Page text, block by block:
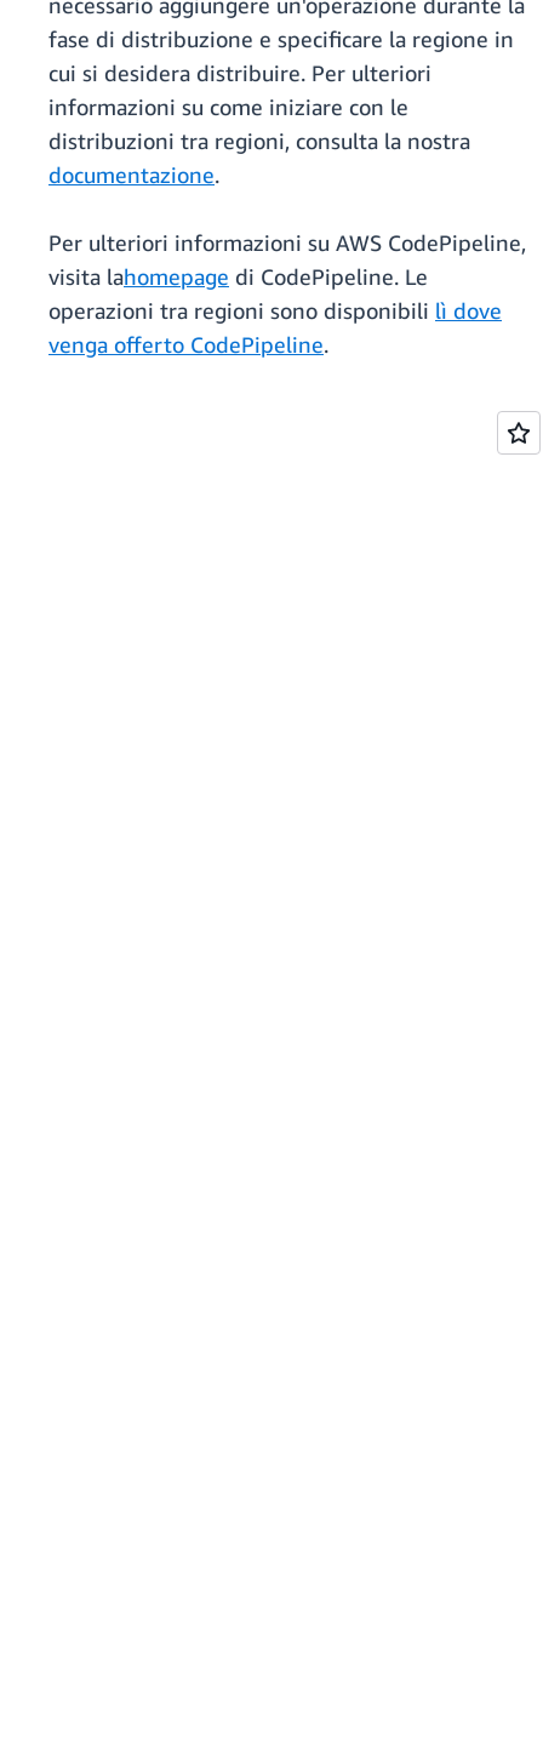
fase di distribuzione e specificare la regione in
cui si desidera distribuire. Per ulteriori
informazioni su come iniziare con le
distribuzioni tra regioni, consulta la nostra
documentazione.
Per ulteriori informazioni su AWS CodePipeline,
visita lahomepage di CodePipeline. Le
operazioni tra regioni sono disponibili lì dove
venga offerto CodePipeline.